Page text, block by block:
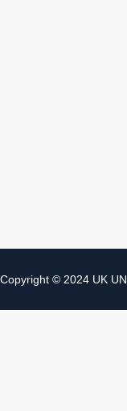
Copyright © 2024 UK